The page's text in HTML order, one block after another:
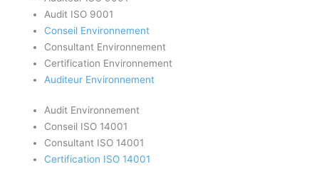
Audit ISO 9001
Conseil Environnement
Consultant Environnement
Certification Environnement
Auditeur Environnement
Audit Environnement
Conseil ISO 14001
Consultant ISO 14001
Certification ISO 14001